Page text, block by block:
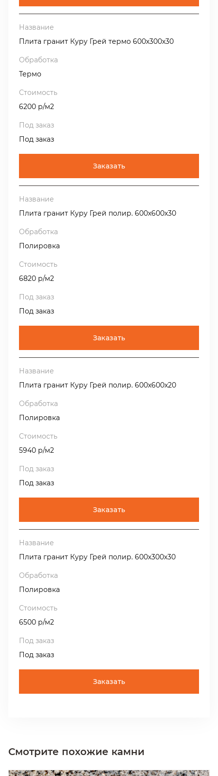
Плита гранит Куру Грей термо 600х300х30
Термо
6200 р/м2
Под заказ
Заказать
Плита гранит Куру Грей полир. 600х600х30
Полировка
6820 р/м2
Под заказ
Заказать
Плита гранит Куру Грей полир. 600х600х20
Полировка
5940 р/м2
Под заказ
Заказать
Плита гранит Куру Грей полир. 600х300х30
Полировка
6500 р/м2
Под заказ
Заказать
Смотрите похожие камни